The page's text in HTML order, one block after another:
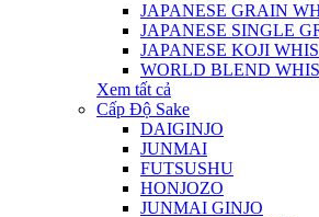
JAPANESE GRAIN
JAPANESE SINGLE
JAPANESE KOJI
WORLD BLEND
Xem tất cả
Cấp Độ Sake
DAIGINJO
JUNMAI
FUTSUSHU
HONJOZO
JUNMAI GINJO